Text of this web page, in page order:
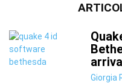
Giorgia